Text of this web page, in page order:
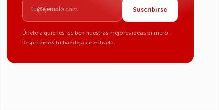
Correo electrónico
Suscribirse
Únete a quienes reciben nuestras mejores ideas primero.
Respetamos tu bandeja de entrada.